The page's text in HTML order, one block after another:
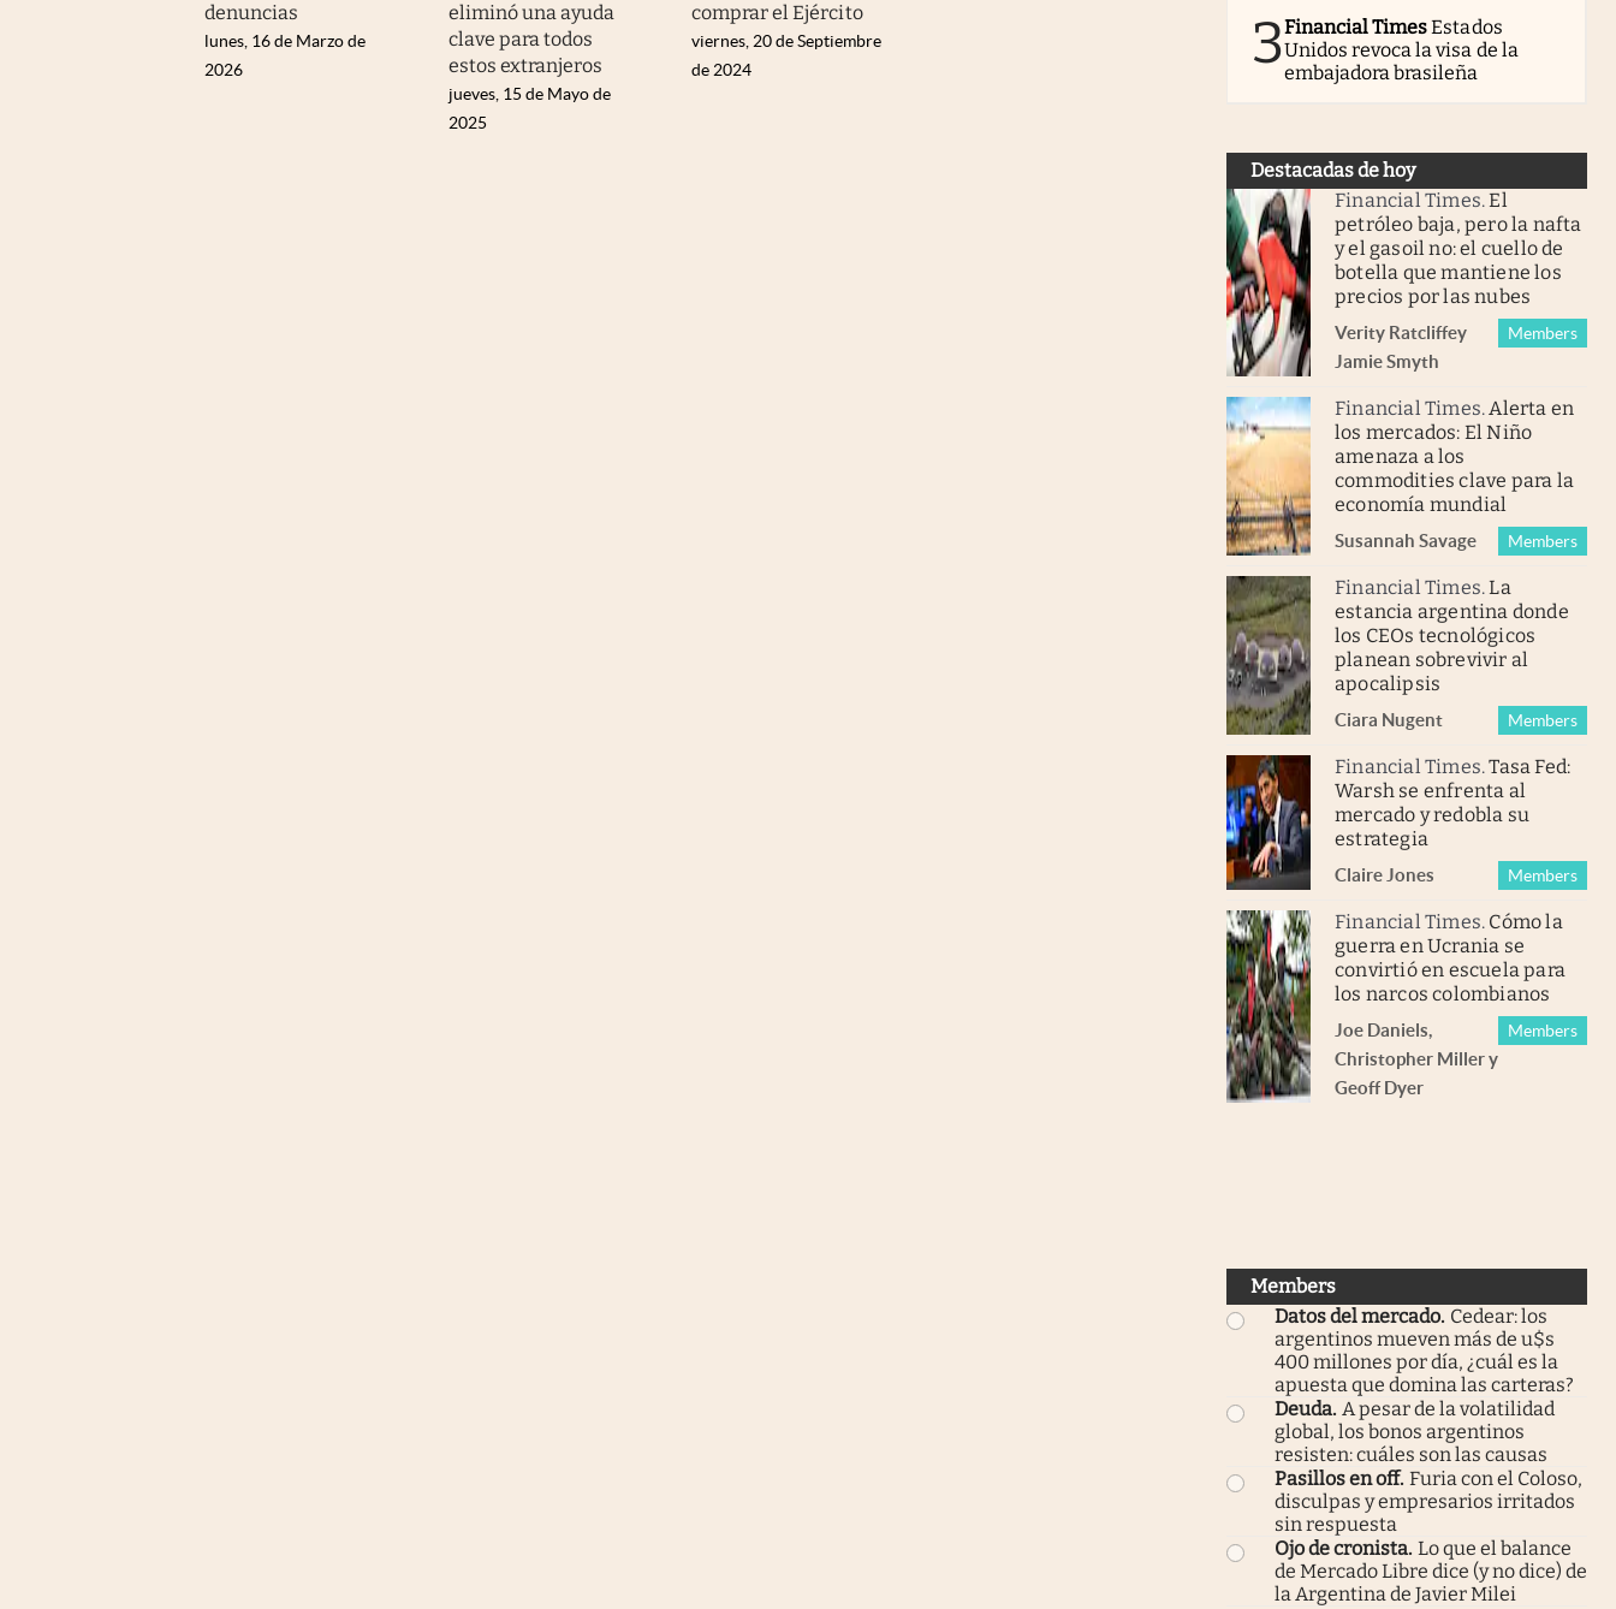
denuncias
lunes, 16 de Marzo de
2026
eliminó una ayuda
clave para todos
estos extranjeros
jueves, 15 de Mayo de
2025
comprar el Ejército
viernes, 20 de Septiembre
de 2024
3Financial TimesEstados
Unidos revoca la visa de la
embajadora brasileña
Destacadas de hoy
Financial Times.El
petróleo baja, pero la nafta
y el gasoil no: el cuello de
botella que mantiene los
precios por las nubes
Verity Ratcliffey
Jamie Smyth
Members
Financial Times. Alerta en
los mercados: El Niño
amenaza a los
commodities clave para la
economía mundial
Susannah Savage Members
Financial Times.La
estancia argentina donde
los CEOs tecnológicos
planean sobrevivir al
apocalipsis
Ciara Nugent Members
Financial Times.Tasa Fed:
Warsh se enfrenta al
mercado y redobla su
estrategia
Claire Jones Members
Financial Times. Cómo la
guerra en Ucrania se
convirtió en escuela para
los narcos colombianos
Joe Daniels,
Christopher Millery
Geoff Dyer
Members
Members
Datos del mercado. Cedear: los
argentinos mueven más de u$s
400 millones por día, ¿cuál es la
apuesta que domina las carteras?
Deuda. A pesar de la volatilidad
global, los bonos argentinos
resisten: cuáles son las causas
Pasillos en off. Furia con el Coloso,
disculpas y empresarios irritados
sin respuesta
Ojo de cronista. Lo que el balance
de Mercado Libre dice (y no dice) de
la Argentina de Javier Milei